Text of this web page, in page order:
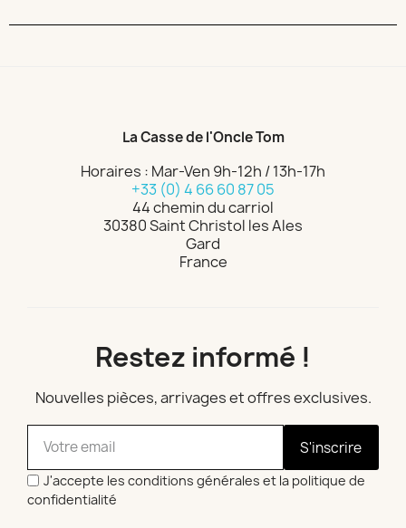
La Casse de l'Oncle Tom
Horaires : Mar-Ven 9h-12h / 13h-17h
+33 (0) 4 66 60 87 05
44 chemin du carriol
30380 Saint Christol les Ales
Gard
France
Restez informé !
Nouvelles pièces, arrivages et offres exclusives.
S'inscrire
J'accepte les conditions générales et la politique de
confidentialité